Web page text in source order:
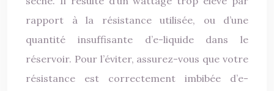
rapport à la résistance utilisée, ou d’une
quantité insuffisante d’e-liquide dans le
réservoir. Pour l’éviter, assurez-vous que votre
résistance est correctement imbibée d’e-